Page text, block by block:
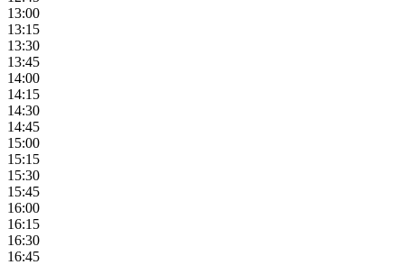
13:00
13:15
13:30
13:45
14:00
14:15
14:30
14:45
15:00
15:15
15:30
15:45
16:00
16:15
16:30
16:45